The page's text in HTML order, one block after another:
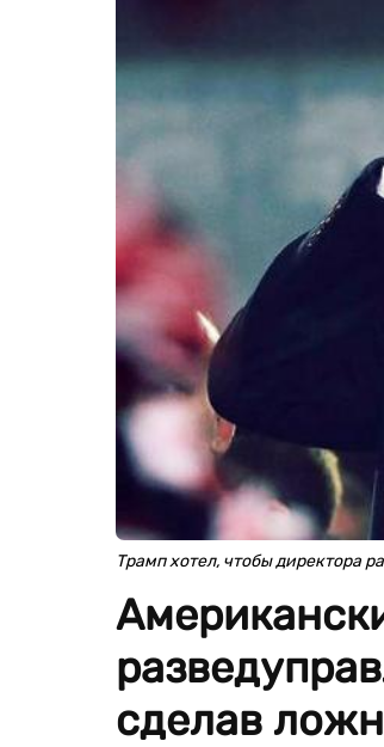
Трамп хотел, чтобы директора
сделав